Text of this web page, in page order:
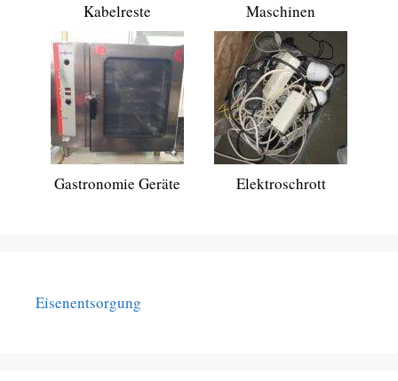
Kabelreste Maschinen
Gastronomie Geräte Elektroschrott
Eisenentsorgung